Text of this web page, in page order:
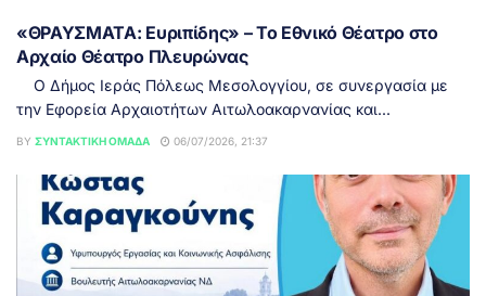
«ΘΡΑΥΣΜΑΤΑ: Ευριπίδης» – Το Εθνικό Θέατρο στο
Αρχαίο Θέατρο Πλευρώνας
Ο Δήμος Ιεράς Πόλεως Μεσολογγίου, σε συνεργασία με
την Εφορεία Αρχαιοτήτων Αιτωλοακαρνανίας και...
BY ΣΥΝΤΑΚΤΙΚΉ ΟΜΆΔΑ 06/07/2026, 21:37